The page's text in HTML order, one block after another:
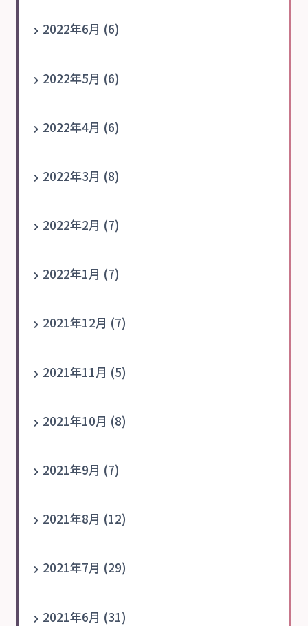
2022年6月 (6)
2022年5月 (6)
2022年4月 (6)
2022年3月 (8)
2022年2月 (7)
2022年1月 (7)
2021年12月 (7)
2021年11月 (5)
2021年10月 (8)
2021年9月 (7)
2021年8月 (12)
2021年7月 (29)
2021年6月 (31)